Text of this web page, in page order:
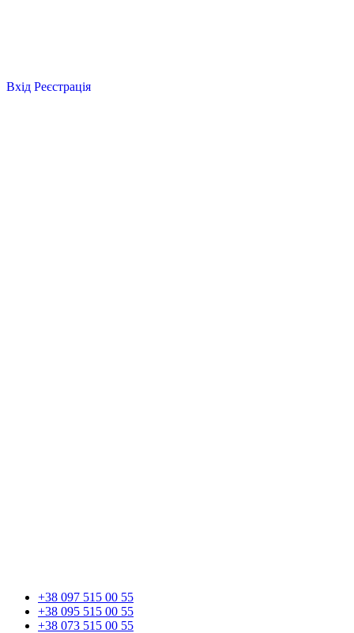
Вхід Реєстрація
+38 097 515 00 55
+38 095 515 00 55
+38 073 515 00 55